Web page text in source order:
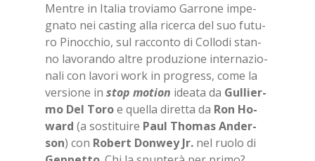
Men­tre in Ita­lia tro­via­mo Gar­ro­ne im­pe­
gna­to nei ca­sting alla ri­cer­ca del suo fu­tu­
ro Pi­noc­chio, sul rac­con­to di Col­lo­di stan­
no la­vo­ran­do al­tre pro­du­zio­ne in­ter­na­zio­
na­li con la­vo­ri work in pro­gress, come la
ver­sio­ne in stop mo­tion idea­ta da Gul­lier­
mo Del Toroe quel­la di­ret­ta da Ron Ho­
ward (a so­sti­tui­re Paul Tho­mas An­der­
son) con Ro­bert Do­n­wey Jr. nel ruo­lo di